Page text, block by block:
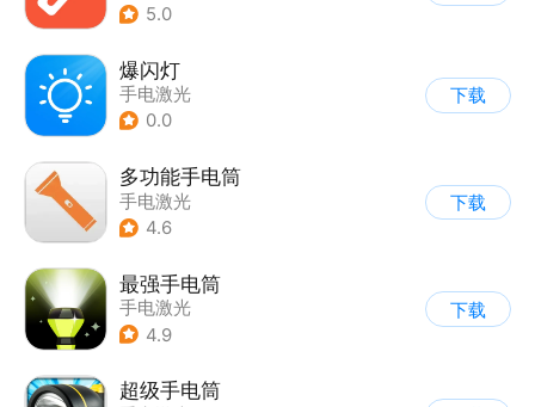
5.0
爆闪灯
手电激光
0.0
下载
多功能手电筒
手电激光
4.6
下载
最强手电筒
手电激光
4.9
下载
超级手电筒